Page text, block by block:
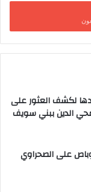
لكشف العثور على
الدين ببني سويف
على الصحراوي